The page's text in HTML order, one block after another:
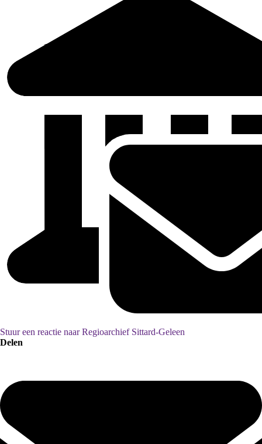
Stuur een reactie naar Regioarchief Sittard-Geleen
Delen